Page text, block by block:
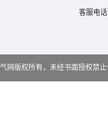
客服电
气网版权所有，未经书面授权